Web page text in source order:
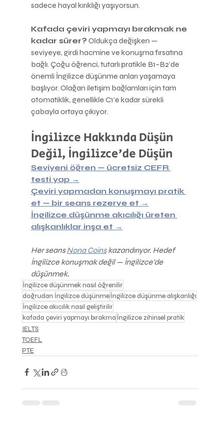
sadece hayal kırıklığı yaşıyorsun.
Kafada çeviri yapmayı bırakmak ne
kadar sürer? Oldukça değişken —
seviyeye, girdi hacmine ve konuşma fırsatına
bağlı. Çoğu öğrenci, tutarlı pratikle B1–B2'de
önemli İngilizce düşünme anları yaşamaya
başlıyor. Olağan iletişim bağlamları için tam
otomatiklik, genellikle C1'e kadar sürekli
çabayla ortaya çıkıyor.
İngilizce Hakkında Düşün
Değil, İngilizce'de Düşün
Seviyeni öğren — ücretsiz CEFR
testi yap →
Çeviri yapmadan konuşmayı pratik
et — bir seans rezerve et →
İngilizce düşünme akıcılığı üreten
alışkanlıklar inşa et →
Her seans Nona Coins kazandırıyor. Hedef
İngilizce konuşmak değil — İngilizce'de
düşünmek.
İngilizce düşünmek nasıl öğrenilir
doğrudan İngilizce düşünmeİngilizce düşünme alışkanlığı
İngilizce akıcılık nasıl geliştirilir
kafada çeviri yapmayı bırakma İngilizce zihinsel pratik
IELTS
TOEFL
PTE